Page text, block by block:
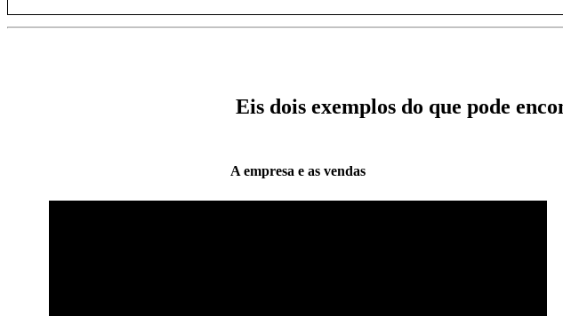
Eis dois exemplos do que pode
A empresa e as vendas